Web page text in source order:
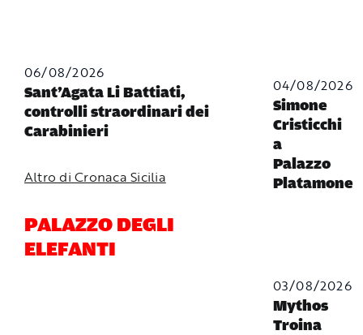
06/08/2026
Sant’Agata Li Battiati,
controlli straordinari dei
Carabinieri
Altro di Cronaca Sicilia
PALAZZO DEGLI
ELEFANTI
04/08/2026
Simone
Cristicchi
a
Palazzo
Platamone
03/08/2026
Mythos
Troina